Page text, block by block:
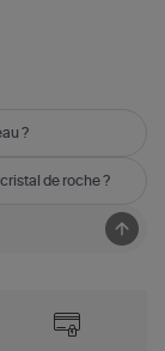
?
de roche ?